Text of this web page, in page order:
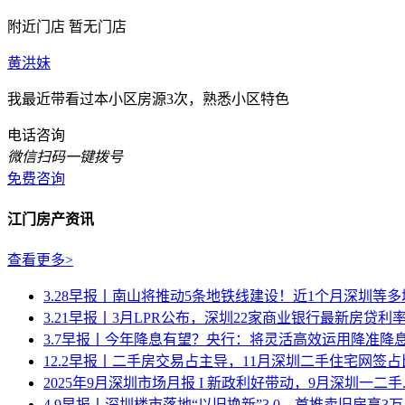
附近门店 暂无门店
黄洪妹
我最近带看过本小区房源3次，熟悉小区特色
电话咨询
微信扫码一键拨号
免费咨询
江门房产资讯
查看更多>
3.28早报丨南山将推动5条地铁线建设！近1个月深圳等多
3.21早报丨3月LPR公布，深圳22家商业银行最新房贷利
3.7早报丨今年降息有望？央行：将灵活高效运用降准降
12.2早报丨二手房交易占主导，11月深圳二手住宅网签占
2025年9月深圳市场月报 I 新政利好带动，9月深圳一二手